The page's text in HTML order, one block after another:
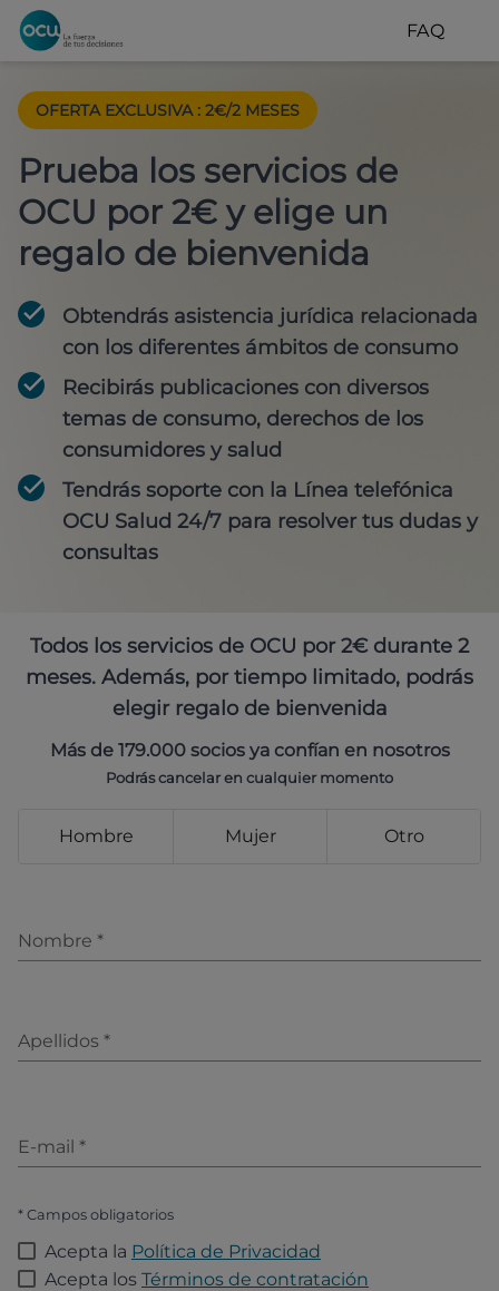
FAQ
OFERTA EXCLUSIVA : 2€/2 MESES
Prueba los servicios de
OCU por 2€ y elige un
regalo de bienvenida
Obtendrás asistencia jurídica relacionada
con los diferentes ámbitos de consumo
Recibirás publicaciones con diversos
temas de consumo, derechos de los
consumidores y salud
Tendrás soporte con la Línea telefónica
OCU Salud 24/7 para resolver tus dudas y
consultas
Todos los servicios de OCU por 2€ durante 2
meses. Además, por tiempo limitado, podrás
elegir regalo de bienvenida
Más de 179.000 socios ya confían en nosotros
Podrás cancelar en cualquier momento
Hombre Mujer Otro
Nombre *
Apellidos *
E-mail *
* Campos obligatorios
Acepta la Política de Privacidad
Acepta los Términos de contratación